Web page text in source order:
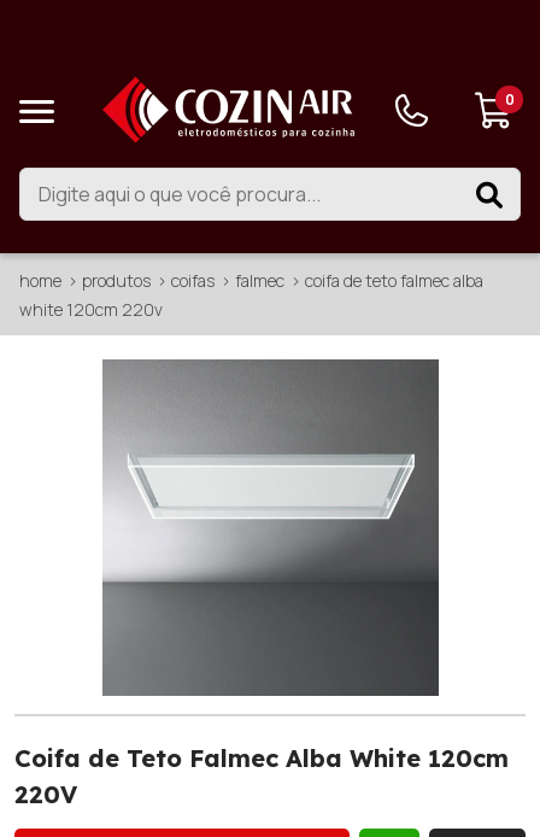
0
home produtos coifas falmec
coifa de teto falmec alba
white 120cm 220v
Coifa de Teto Falmec Alba White 120cm
220V